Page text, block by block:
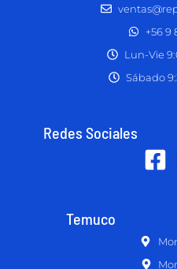
+56 9
Lun-Vie
Sábado
Redes Sociales
Temuco